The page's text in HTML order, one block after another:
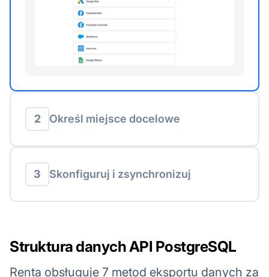
2 Określ miejsce docelowe
3 Skonfiguruj i zsynchronizuj
Struktura danych API PostgreSQL
Renta obsługuje 7 metod eksportu danych za